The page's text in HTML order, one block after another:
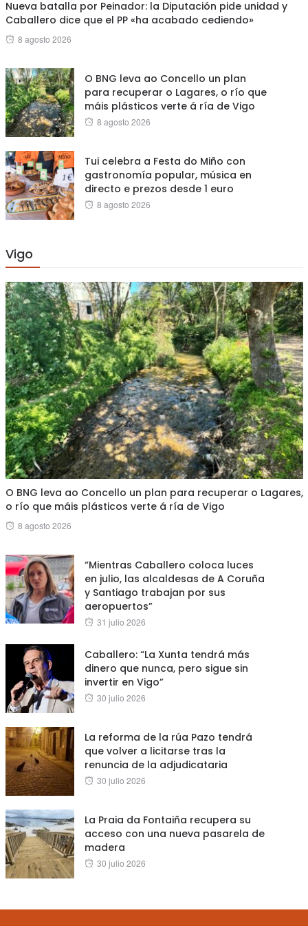
Nueva batalla por Peinador: la Diputación pide unidad y
Caballero dice que el PP «ha acabado cediendo»
Posted
8 agosto 2026
O BNG leva ao Concello un plan
para recuperar o Lagares, o río que
máis plásticos verte á ría de Vigo
Posted
8 agosto 2026
Tui celebra a Festa do Miño con
gastronomía popular, música en
directo e prezos desde 1 euro
Posted
8 agosto 2026
Vigo
O BNG leva ao Concello un plan para recuperar o Lagares,
o río que máis plásticos verte á ría de Vigo
Posted
8 agosto 2026
“Mientras Caballero coloca luces
en julio, las alcaldesas de A Coruña
y Santiago trabajan por sus
aeropuertos”
Posted
31 julio 2026
Caballero: “La Xunta tendrá más
dinero que nunca, pero sigue sin
invertir en Vigo”
Posted
30 julio 2026
La reforma de la rúa Pazo tendrá
que volver a licitarse tras la
renuncia de la adjudicataria
Posted
30 julio 2026
La Praia da Fontaiña recupera su
acceso con una nueva pasarela de
madera
Posted
30 julio 2026